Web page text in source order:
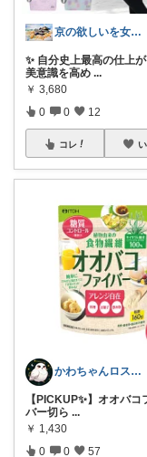
京の欲しいを女性に向けて
✨ 自分史上最高の仕上が
美意識を高め ...
￥ 3,680
0 0 12
コレ
​かわちゃんロス✨️@コラムで綴る紹介
【PICKUP✨️】オオバコ
バー切ら ...
￥ 1,430
0 0 57